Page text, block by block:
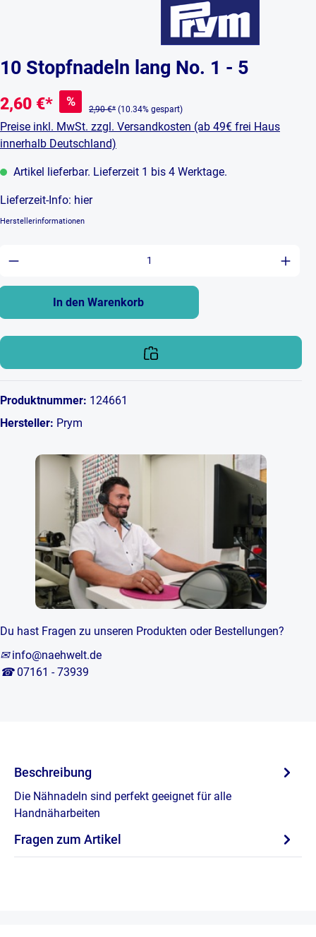
10 Stopfnadeln lang No. 1 - 5
2,60 €* %
2,90 €* (10.34% gespart)
Preise inkl. MwSt. zzgl. Versandkosten (ab 49€ frei Haus
innerhalb Deutschland)
Artikel lieferbar. Lieferzeit 1 bis 4 Werktage.
Lieferzeit-Info: hier
Herstellerinformationen
Anzahl: Gib den gewünschten Wert
In den Warenkorb
Produktnummer: 124661
Hersteller: Prym
Du hast Fragen zu unseren Produkten oder Bestellungen?
✉ info@naehwelt.de
☎ 07161 - 73939
Beschreibung
Die Nähnadeln sind perfekt geeignet für alle
Handnäharbeiten
Fragen zum Artikel